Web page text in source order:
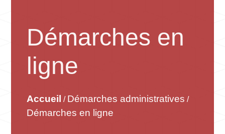
Démarches en
ligne
Accueil / Démarches administratives /
Démarches en ligne